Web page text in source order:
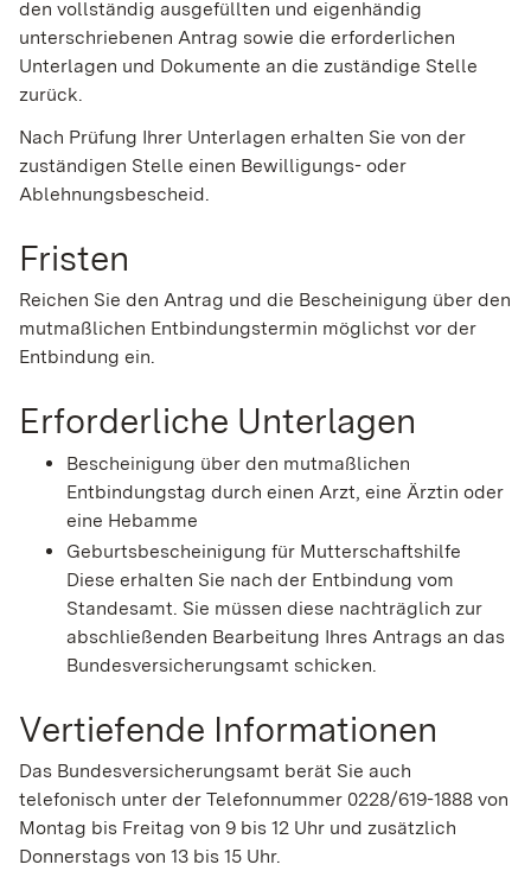
den vollständig ausgefüllten und eigenhändig
unterschriebenen Antrag sowie die erforderlichen
Unterlagen und Dokumente an die zuständige Stelle
zurück.
Nach Prüfung Ihrer Unterlagen erhalten Sie von der
zuständigen Stelle einen Bewilligungs- oder
Ablehnungsbescheid.
Fristen
Reichen Sie den Antrag und die Bescheinigung über den
mutmaßlichen Entbindungstermin möglichst vor der
Entbindung ein.
Erforderliche Unterlagen
Bescheinigung über den mutmaßlichen
Entbindungstag durch einen Arzt, eine Ärztin oder
eine Hebamme
Geburtsbescheinigung für Mutterschaftshilfe
Diese erhalten Sie nach der Entbindung vom
Standesamt. Sie müssen diese nachträglich zur
abschließenden Bearbeitung Ihres Antrags an das
Bundesversicherungsamt schicken.
Vertiefende Informationen
Das Bundesversicherungsamt berät Sie auch
telefonisch unter der Telefonnummer 0228/619-1888 von
Montag bis Freitag von 9 bis 12 Uhr und zusätzlich
Donnerstags von 13 bis 15 Uhr.